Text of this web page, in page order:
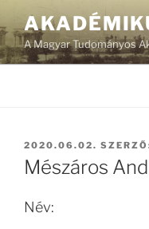
A Magyar Tudományos
BEKÜLDVE:
2020.06.02.
Mészáros
Név: